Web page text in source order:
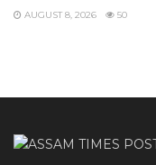
AUGUST 8, 2026 50